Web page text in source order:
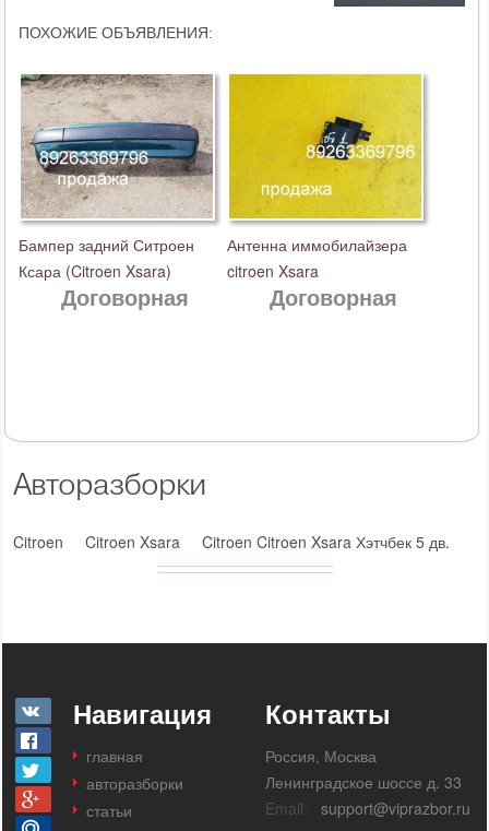
Авторазборки
Citroen Citroen Xsara Citroen Citroen Xsara Хэтчбек 5 дв.
ПОХОЖИЕ ОБЪЯВЛЕНИЯ:
Бампер задний Ситроен
Ксара (Citroen Xsara)
Договорная
Антенна иммобилайзера
citroen Xsara
Договорная
Навигация
главная
авторазборки
статьи
Контакты
Россия, Москва
Ленинградское шоссе д. 33
Email:
support@viprazbor.ru